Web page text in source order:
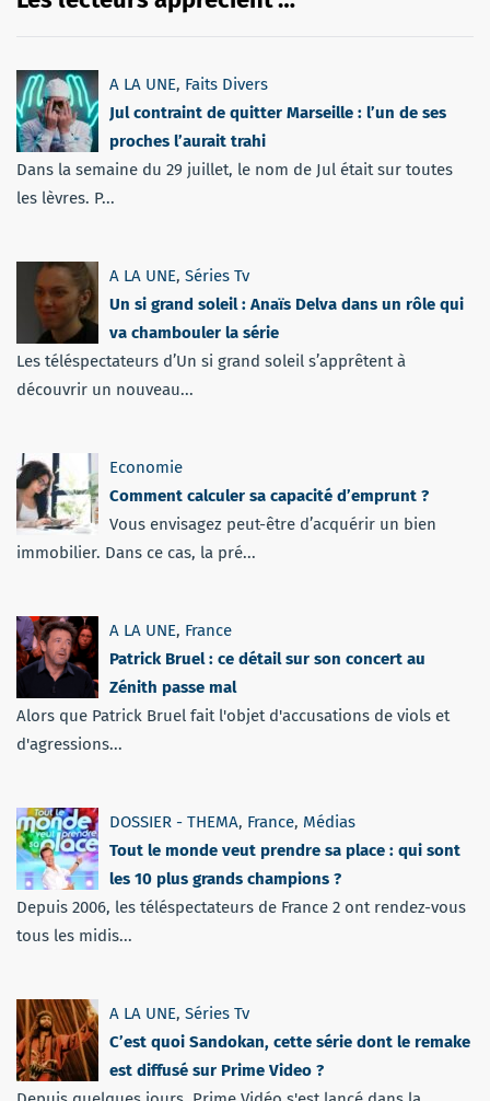
A LA UNE, Faits Divers
Jul contraint de quitter Marseille : l’un de ses
proches l’aurait trahi
Dans la semaine du 29 juillet, le nom de Jul était sur toutes
les lèvres. P...
A LA UNE, Séries Tv
Un si grand soleil : Anaïs Delva dans un rôle qui
va chambouler la série
Les téléspectateurs d’Un si grand soleil s’apprêtent à
découvrir un nouveau...
Economie
Comment calculer sa capacité d’emprunt ?
Vous envisagez peut-être d’acquérir un bien
immobilier. Dans ce cas, la pré...
A LA UNE, France
Patrick Bruel : ce détail sur son concert au
Zénith passe mal
Alors que Patrick Bruel fait l'objet d'accusations de viols et
d'agressions...
DOSSIER - THEMA, France, Médias
Tout le monde veut prendre sa place : qui sont
les 10 plus grands champions ?
Depuis 2006, les téléspectateurs de France 2 ont rendez-vous
tous les midis...
A LA UNE, Séries Tv
C’est quoi Sandokan, cette série dont le remake
est diffusé sur Prime Video ?